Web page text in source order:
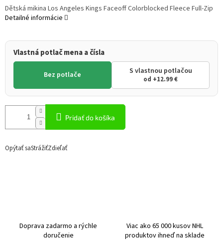
Vlastná potlač mena a čísla
Bez potlače S vlastnou potlačou
od +12.99 €
Pridať do košíka
Dětská mikina Los Angeles Kings Faceoff Colorblocked Fleece Full-Zip
Detailné informácie
Opýtať saStrážiťZdieľať
Doprava zadarmo a rýchle
doručenie
Viac ako 65 000 kusov NHL
produktov ihneď na sklade